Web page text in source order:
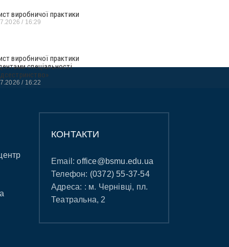
виробничої практики
16:29
виробничої практики
спеціальності
16:22
КОНТАКТИ
Email:office@bsmu.edu.ua
Телефон: (0372) 55-37-54
Адреса: : м. Чернівці, пл.
Театральна, 2